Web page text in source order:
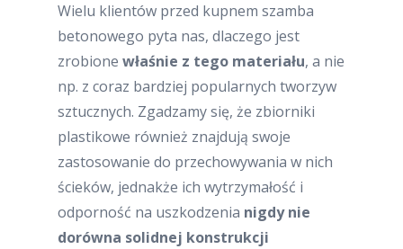
Wielu klientów przed kupnem szamba
betonowego pyta nas, dlaczego jest
zrobione właśnie z tego materiału, a nie
np. z coraz bardziej popularnych tworzyw
sztucznych. Zgadzamy się, że zbiorniki
plastikowe również znajdują swoje
zastosowanie do przechowywania w nich
ścieków, jednakże ich wytrzymałość i
odporność na uszkodzenia nigdy nie
dorówna solidnej konstrukcji